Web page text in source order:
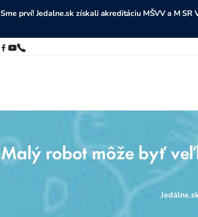
Sme prví! Jedalne.sk získali akreditáciu MŠVV a M
Malý robot môže byť